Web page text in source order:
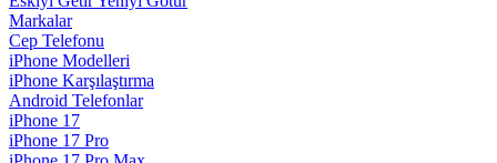
Markalar
Cep Telefonu
iPhone Modelleri
iPhone Karşılaştırma
Android Telefonlar
iPhone 17
iPhone 17 Pro